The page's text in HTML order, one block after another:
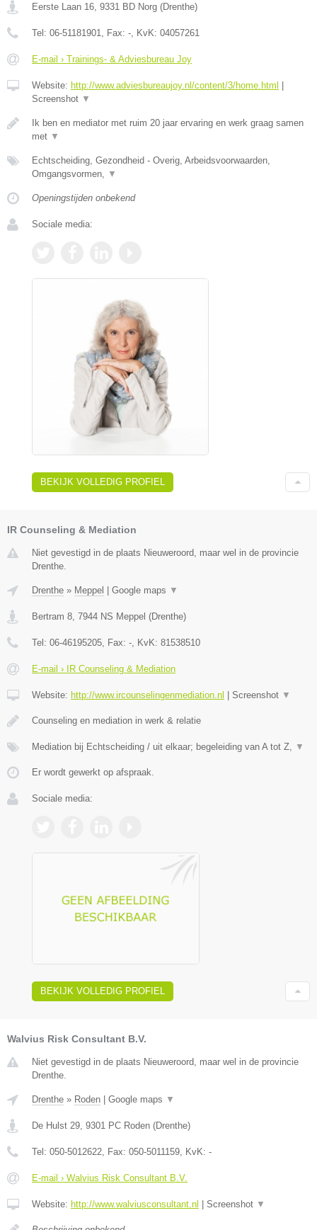
Eerste Laan 16 9331 BD Norg (Drenthe)
Tel: 06-51181901 , Fax: - , KvK: 04057261
E-mail › Trainings- & Adviesbureau Joy
Website: http://www.adviesbureaujoy.nl/content/3/home.html
Screenshot ▼
Ik ben en mediator met ruim 20 jaar ervaring en werk graag samen
met ▼
Echtscheiding, Gezondheid - Overig, Arbeidsvoorwaarden,
Omgangsvormen,
▼
Openingstijden onbekend
Sociale media:
BEKIJK VOLLEDIG PROFIEL
IR Counseling & Mediation
Niet gevestigd in de plaats Nieuweroord, maar wel in de provincie
Drenthe.
Drenthe » Meppel Google maps ▼
Bertram 8 7944 NS Meppel (Drenthe)
Tel: 06-46195205 , Fax: - , KvK: 81538510
E-mail › IR Counseling & Mediation
Website: http://www.ircounselingenmediation.nl Screenshot ▼
Counseling en mediation in werk & relatie
Mediation bij Echtscheiding / uit elkaar; begeleiding van A tot Z, ▼
Er wordt gewerkt op afspraak.
Sociale media:
BEKIJK VOLLEDIG PROFIEL
Walvius Risk Consultant B.V.
Niet gevestigd in de plaats Nieuweroord, maar wel in de provincie
Drenthe.
Drenthe » Roden Google maps ▼
De Hulst 29, 9301 PC Roden (Drenthe)
Tel: 050-5012622, Fax: 050-5011159, KvK: -
E-mail › Walvius Risk Consultant B.V.
Website: http://www.walviusconsultant.nl Screenshot ▼